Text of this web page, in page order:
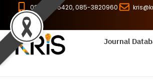
content
086-8255420, 085-3820960
Journal